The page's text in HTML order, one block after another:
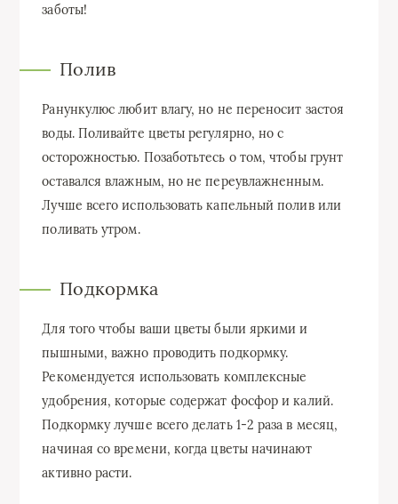
заботы!
Полив
Ранункулюс любит влагу, но не переносит застоя
воды. Поливайте цветы регулярно, но с
осторожностью. Позаботьтесь о том, чтобы грунт
оставался влажным, но не переувлажненным.
Лучше всего использовать капельный полив или
поливать утром.
Подкормка
Для того чтобы ваши цветы были яркими и
пышными, важно проводить подкормку.
Рекомендуется использовать комплексные
удобрения, которые содержат фосфор и калий.
Подкормку лучше всего делать 1-2 раза в месяц,
начиная со времени, когда цветы начинают
активно расти.